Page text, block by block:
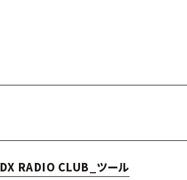
DX RADIO CLUB_ツール